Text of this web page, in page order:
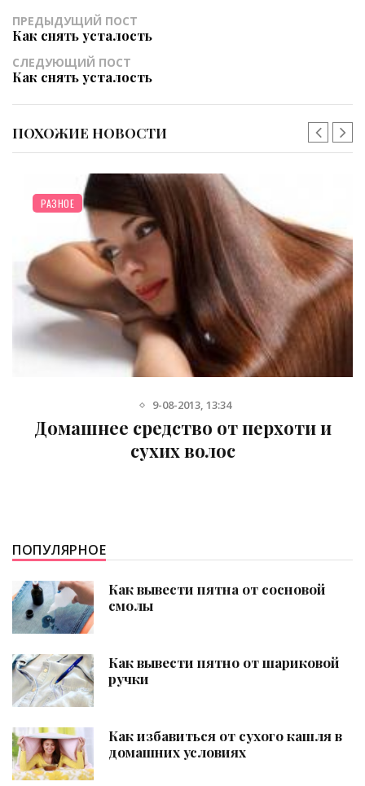
ПРЕДЫДУЩИЙ ПОСТ
Как снять усталость
СЛЕДУЮЩИЙ ПОСТ
Как снять усталость
ПОХОЖИЕ НОВОСТИ
РАЗНОЕ
9-08-2013, 13:34
Домашнее средство от перхоти и
сухих волос
ПОПУЛЯРНОЕ
Как вывести пятна от сосновой
смолы
Как вывести пятно от шариковой
ручки
Как избавиться от сухого кашля в
домашних условиях